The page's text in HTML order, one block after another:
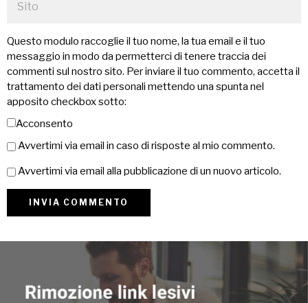
Questo modulo raccoglie il tuo nome, la tua email e il tuo
messaggio in modo da permetterci di tenere traccia dei
commenti sul nostro sito. Per inviare il tuo commento, accetta il
trattamento dei dati personali mettendo una spunta nel
apposito checkbox sotto:
Acconsento
Avvertimi via email in caso di risposte al mio commento.
Avvertimi via email alla pubblicazione di un nuovo articolo.